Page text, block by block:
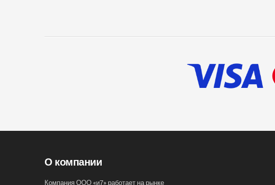
О компании
Компания ООО «и7» работает на рынке